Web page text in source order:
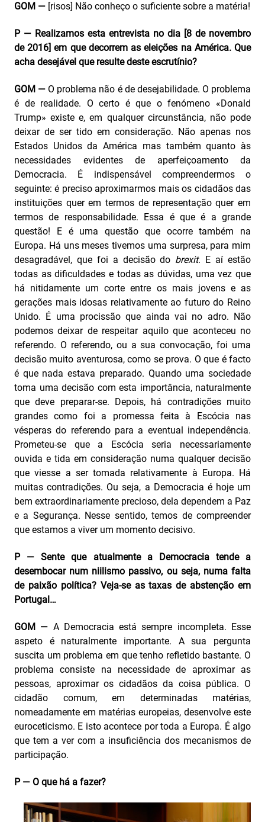
GOM — [risos] Não conheço o suficiente sobre a matéria!
P — Realizamos esta entrevista no dia [8 de novembro
de 2016] em que decorrem as eleições na América. Que
acha desejável que resulte deste escrutínio?
GOM — O problema não é de desejabilidade. O problema
é de realidade. O certo é que o fenómeno «Donald
Trump» existe e, em qualquer circunstância, não pode
deixar de ser tido em consideração. Não apenas nos
Estados Unidos da América mas também quanto às
necessidades evidentes de aperfeiçoamento da
Democracia. É indispensável compreendermos o
seguinte: é preciso aproximarmos mais os cidadãos das
instituições quer em termos de representação quer em
termos de responsabilidade. Essa é que é a grande
questão! E é uma questão que ocorre também na
Europa. Há uns meses tivemos uma surpresa, para mim
desagradável, que foi a decisão do brexit. E aí estão
todas as dificuldades e todas as dúvidas, uma vez que
há nitidamente um corte entre os mais jovens e as
gerações mais idosas relativamente ao futuro do Reino
Unido. É uma procissão que ainda vai no adro. Não
podemos deixar de respeitar aquilo que aconteceu no
referendo. O referendo, ou a sua convocação, foi uma
decisão muito aventurosa, como se prova. O que é facto
é que nada estava preparado. Quando uma sociedade
toma uma decisão com esta importância, naturalmente
que deve preparar-se. Depois, há contradições muito
grandes como foi a promessa feita à Escócia nas
vésperas do referendo para a eventual independência.
Prometeu-se que a Escócia seria necessariamente
ouvida e tida em consideração numa qualquer decisão
que viesse a ser tomada relativamente à Europa. Há
muitas contradições. Ou seja, a Democracia é hoje um
bem extraordinariamente precioso, dela dependem a Paz
e a Segurança. Nesse sentido, temos de compreender
que estamos a viver um momento decisivo.
P — Sente que atualmente a Democracia tende a
desembocar num niilismo passivo, ou seja, numa falta
de paixão política? Veja‑se as taxas de abstenção em
Portugal…
GOM — A Democracia está sempre incompleta. Esse
aspeto é naturalmente importante. A sua pergunta
suscita um problema em que tenho refletido bastante. O
problema consiste na necessidade de aproximar as
pessoas, aproximar os cidadãos da coisa pública. O
cidadão comum, em determinadas matérias,
nomeadamente em matérias europeias, desenvolve este
euroceticismo. E isto acontece por toda a Europa. É algo
que tem a ver com a insuficiência dos mecanismos de
participação.
P — O que há a fazer?